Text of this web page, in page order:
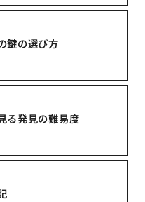
鍵の選び方
る発見の難易度